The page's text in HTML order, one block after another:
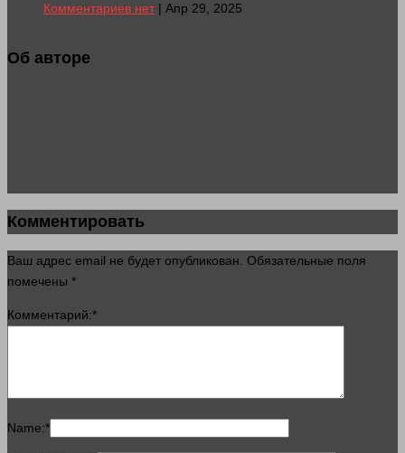
Комментариев нет| Апр 29, 2025
Об авторе
Комментировать
Ваш адрес email не будет опубликован. Обязательные поля
помечены *
Комментарий:*
Name:*